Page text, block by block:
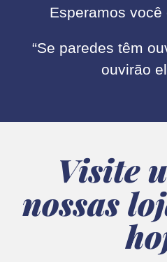
Esperamos você
“Se paredes têm
ouvirão
Visite
nossas